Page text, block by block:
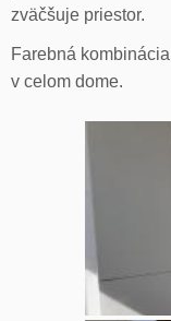
zväčšuje priestor.
Farebná
v celom dome.